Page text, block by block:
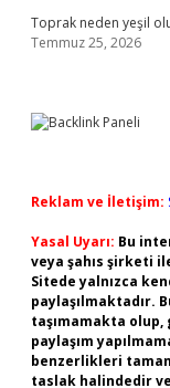
Toprak neden yeşil
Temmuz 25, 2026
Reklam ve İletişim:
Yasal Uyarı: Bu
veya şahıs şirketi
Sitede yalnızca
paylaşılmaktadır.
taşımamakta
paylaşım
benzerlikleri
taslak halindedir